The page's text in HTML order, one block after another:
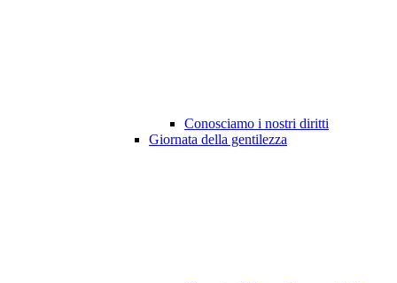
Conosciamo i nostri diritti
Giornata della gentilezza